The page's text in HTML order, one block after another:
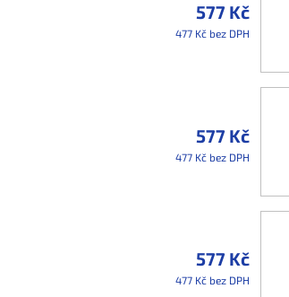
577 Kč
477 Kč bez DPH
577 Kč
477 Kč bez DPH
577 Kč
477 Kč bez DPH